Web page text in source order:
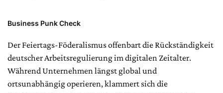
Business Punk Check
Der Feiertags-Föderalismus offenbart die Rückständigkeit
deutscher Arbeitsregulierung im digitalen Zeitalter.
Während Unternehmen längst global und
ortsunabhängig operieren, klammert sich die